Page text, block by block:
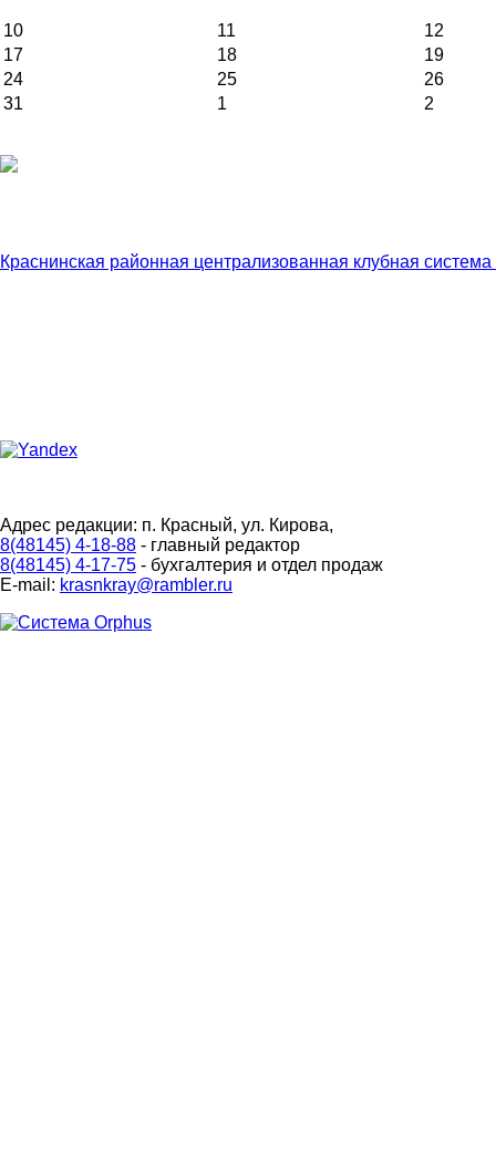
10 11
12
17
18
19
24
25
26
31
1 2
Краснинская районная централизованная клубная
Адрес редакции: п. Красный, ул. Кирова,
8(48145) 4-18-88 - главный редактор
8(48145) 4-17-75 - бухгалтерия и отдел продаж
E-mail: krasnkray@rambler.ru